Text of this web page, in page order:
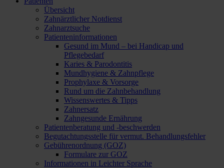
Übersicht
Zahnärztlicher Notdienst
Zahnarztsuche
Patienteninformationen
Gesund im Mund – bei Handicap und
Pflegebedarf
Karies & Parodontitis
Mundhygiene & Zahnpflege
Prophylaxe & Vorsorge
Rund um die Zahnbehandlung
Wissenswertes & Tipps
Zahnersatz
Zahngesunde Ernährung
Patientenberatung und -beschwerden
Begutachtungsstelle für vermut. Behandlungsfehler
Gebührenordnung (GOZ)
Formulare zur GOZ
Informationen in Leichter Sprache